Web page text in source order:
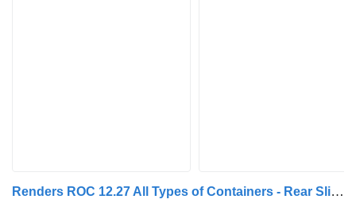
Renders ROC 12.27 All Types of Containers - Rear Slide - Lift Axle - BPW